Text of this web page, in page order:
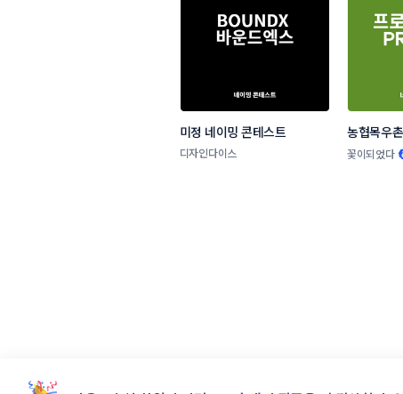
미정 네이밍 콘테스트
디자인다이스
농협목우
네이밍 공
꽃이되었다